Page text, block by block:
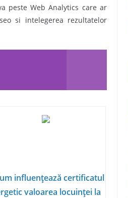
peste Web Analytics care ar
si intelegerea rezultatelor
influențează certificatul
valoarea locuinței la